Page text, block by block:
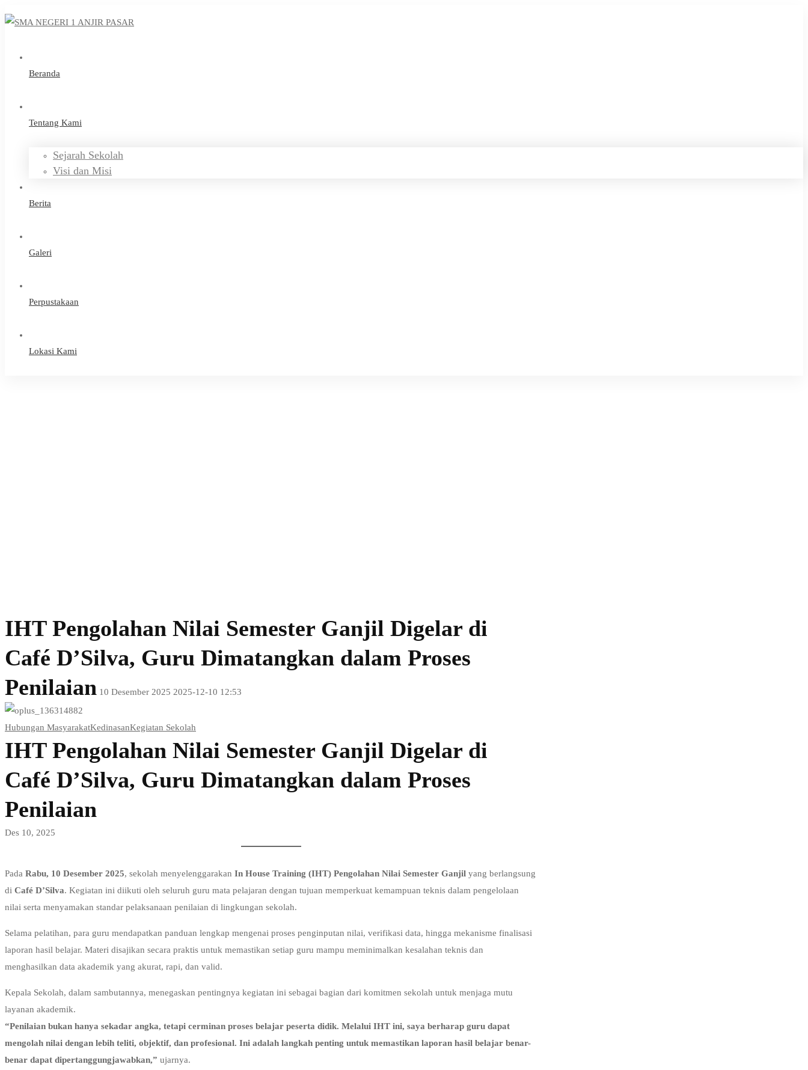
Beranda
Tentang Kami
Sejarah Sekolah
Visi dan Misi
Berita
Galeri
Perpustakaan
Lokasi Kami
IHT Pengolahan Nilai Semester Ganjil Digelar di
Café D’Silva, Guru Dimatangkan dalam Proses
Penilaian 10 Desember 2025 2025-12-10 12:53
IHT
Pengolahan
Nilai
Semester
Ganjil
di
Café
D’Silva,
Guru
Dimatangkan
dalam
Proses
Penilaian
Hubungan MasyarakatKedinasanKegiatan Sekolah
IHT Pengolahan Nilai Semester Ganjil Digelar di
Café D’Silva, Guru Dimatangkan dalam Proses
Penilaian
Des 10, 2025
Pada Rabu, 10 Desember 2025, sekolah menyelenggarakan In House Training (IHT) Pengolahan Nilai Semester Ganjil yang berlangsung
di Café D’Silva. Kegiatan ini diikuti oleh seluruh guru mata pelajaran dengan tujuan memperkuat kemampuan teknis dalam pengelolaan
nilai serta menyamakan standar pelaksanaan penilaian di lingkungan sekolah.
Selama pelatihan, para guru mendapatkan panduan lengkap mengenai proses penginputan nilai, verifikasi data, hingga mekanisme finalisasi
laporan hasil belajar. Materi disajikan secara praktis untuk memastikan setiap guru mampu meminimalkan kesalahan teknis dan
menghasilkan data akademik yang akurat, rapi, dan valid.
Kepala Sekolah, dalam sambutannya, menegaskan pentingnya kegiatan ini sebagai bagian dari komitmen sekolah untuk menjaga mutu
layanan akademik.
“Penilaian bukan hanya sekadar angka, tetapi cerminan proses belajar peserta didik. Melalui IHT ini, saya berharap guru dapat
mengolah nilai dengan lebih teliti, objektif, dan profesional. Ini adalah langkah penting untuk memastikan laporan hasil belajar benar-
benar dapat dipertanggungjawabkan,” ujarnya.